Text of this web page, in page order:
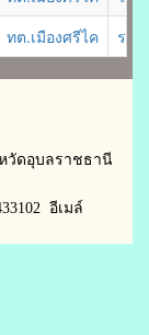
ทต.เมืองศรีไค รา
วัดอุบลราชธานี
อีเมล์